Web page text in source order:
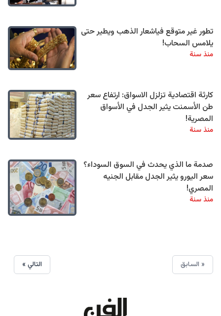
تطور غير متوقع فياشعار الذهب ويطير حتى
يلامس السحاب!
منذ سنة
كارثة اقتصادية تزلزل الاسواق: ارتفاع سعر
طن الأسمنت يثير الجدل في الأسواق
المصرية!
منذ سنة
صدمة ما الذي يحدث في السوق السوداء؟
سعر اليورو يثير الجدل مقابل الجنيه
المصري!
منذ سنة
« السابق التالي »